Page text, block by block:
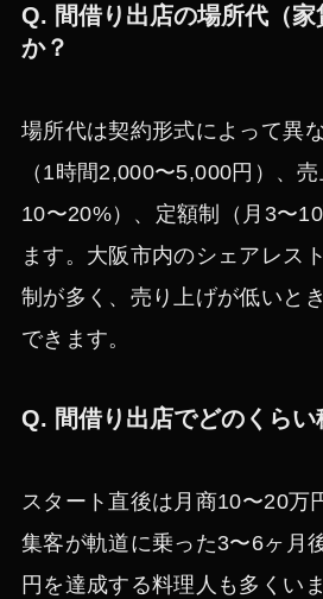
Q. 間借り出店の場所代（
か？
場所代は契約形式によって異
（1時間2,000〜5,000円）、
10〜20%）、定額制（月3〜
ます。大阪市内のシェアレス
制が多く、売り上げが低いと
できます。
Q. 間借り出店でどのくらい
スタート直後は月商10〜20万
集客が軌道に乗った3〜6ヶ月
円を達成する料理人も多くい